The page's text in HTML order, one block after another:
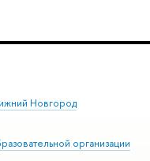
Новгород
организации